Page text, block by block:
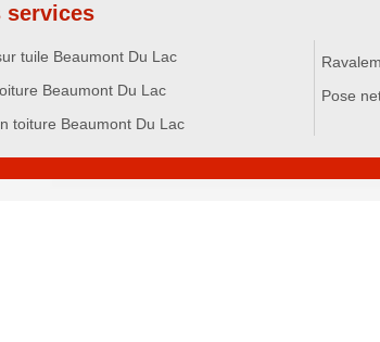
services
tuile Beaumont Du Lac
Beaumont Du Lac
toiture Beaumont Du Lac
Pose